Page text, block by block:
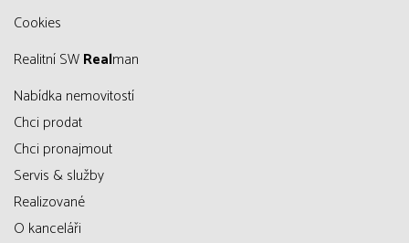
Cookies
Realitní SWRealman
Nabídka nemovitostí
Chci prodat
Chci pronajmout
Servis & služby
Realizované
O kanceláři